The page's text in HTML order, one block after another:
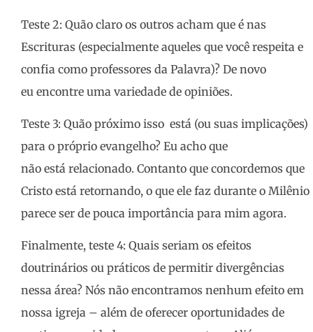
Teste 2: Quão claro os outros acham que é nas
Escrituras (especialmente aqueles que você respeita e
confia como professores da Palavra)? De novo
eu encontre uma variedade de opiniões.
Teste 3: Quão próximo isso está (ou suas implicações)
para o próprio evangelho? Eu acho que
não está relacionado. Contanto que concordemos que
Cristo está retornando, o que ele faz durante o Milênio
parece ser de pouca importância para mim agora.
Finalmente, teste 4: Quais seriam os efeitos
doutrinários ou práticos de permitir divergências
nessa área? Nós não encontramos nenhum efeito em
nossa igreja – além de oferecer oportunidades de